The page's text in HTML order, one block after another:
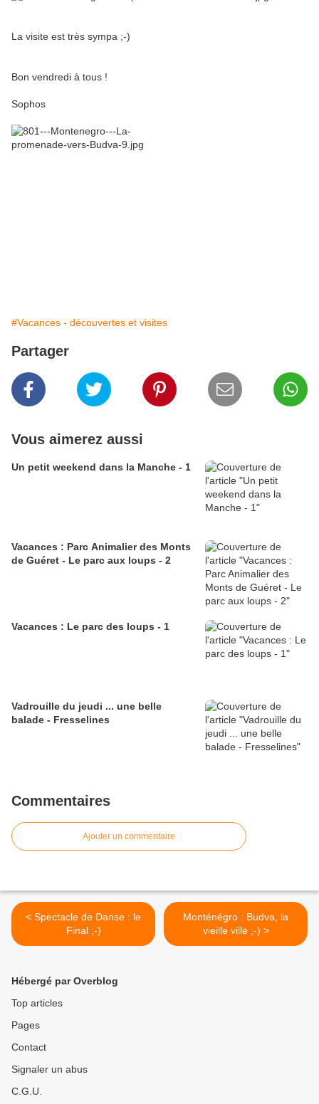
La visite est très sympa ;-)
Bon vendredi à tous !
Sophos
#Vacances - découvertes et visites
Partager
Vous aimerez aussi
Un petit weekend dans la Manche - 1
Vacances : Parc Animalier des Monts
de Guéret - Le parc aux loups - 2
Vacances : Le parc des loups - 1
Vadrouille du jeudi ... une belle
balade - Fresselines
Commentaires
Ajouter un commentaire
< Spectacle de Danse : le
Final ;-)
Monténégro : Budva, la
vieille ville ;-) >
Hébergé par Overblog
Top articles
Pages
Contact
Signaler un abus
C.G.U.